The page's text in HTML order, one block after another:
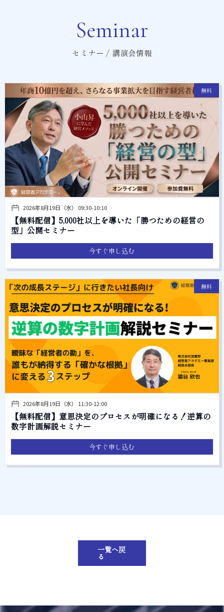
Seminar
セミナー / 講演会情報
無料
2026年8月19日（水） 09:30-10:10
【無料配信】5,000社以上を導いた「勝つための経営の
型」公開セミナー
今すぐ申し込む
無料
2026年8月19日（水） 11:30-12:00
【無料配信】意思決定のプロセスが明確になる！逆算の
数字計画解説セミナー
今すぐ申し込む
一覧へ戻
る